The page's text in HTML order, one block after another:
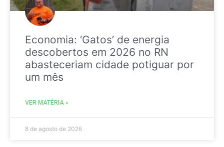
Economia: ‘Gatos’ de energia
descobertos em 2026 no RN
abasteceriam cidade potiguar por
um mês
VER MATÉRIA »
8 de agosto de 2026